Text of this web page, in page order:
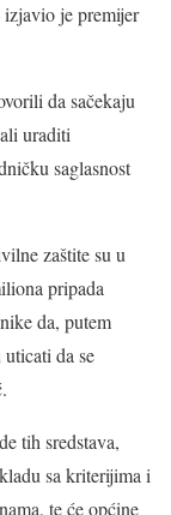
izjavio je premijer
da sačekaju
uraditi
saglasnost
zaštite su u
pripada
da, putem
da se
tih sredstava,
sa kriterijima i
te će općine